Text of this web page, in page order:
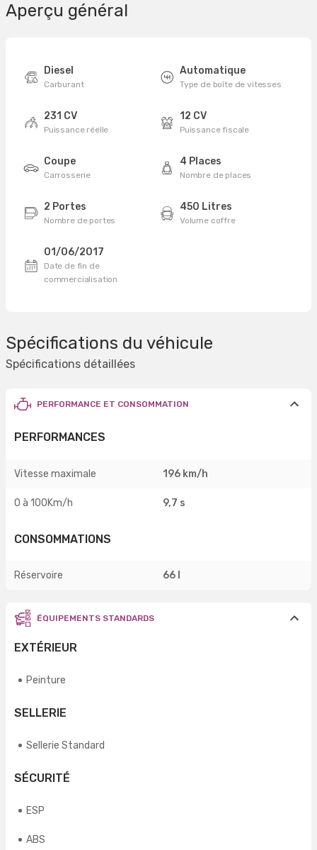
Aperçu général
Diesel
Carburant
Automatique
Type de boîte de vitesses
231 CV
Puissance réelle
12 CV
Puissance fiscale
Coupe
Carrosserie
4 Places
Nombre de places
2 Portes
Nombre de portes
450 Litres
Volume coffre
01/06/2017
Date de fin de
commercialisation
Spécifications du véhicule
Spécifications détaillées
PERFORMANCE ET CONSOMMATION
PERFORMANCES
Vitesse maximale 196 km/h
0 à 100Km/h 9,7 s
CONSOMMATIONS
Réservoire 66 l
ÉQUIPEMENTS STANDARDS
EXTÉRIEUR
Peinture
SELLERIE
Sellerie Standard
SÉCURITÉ
ESP
ABS